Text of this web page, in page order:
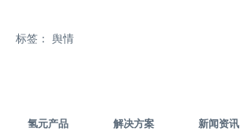
标签： 舆情
氢元产品 解决方案 新闻资讯